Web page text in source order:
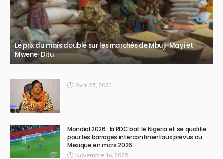
Le prix du maïs doublé sur les marchés de Mbuji-Mayi et
Mwene-Ditu
Avril 25, 2023
Mondial 2026 : la RDC bat le Nigeria et se qualifie
pour les barrages intercontinentaux prévus au
Mexique en mars 2026
Novembre 16, 2025